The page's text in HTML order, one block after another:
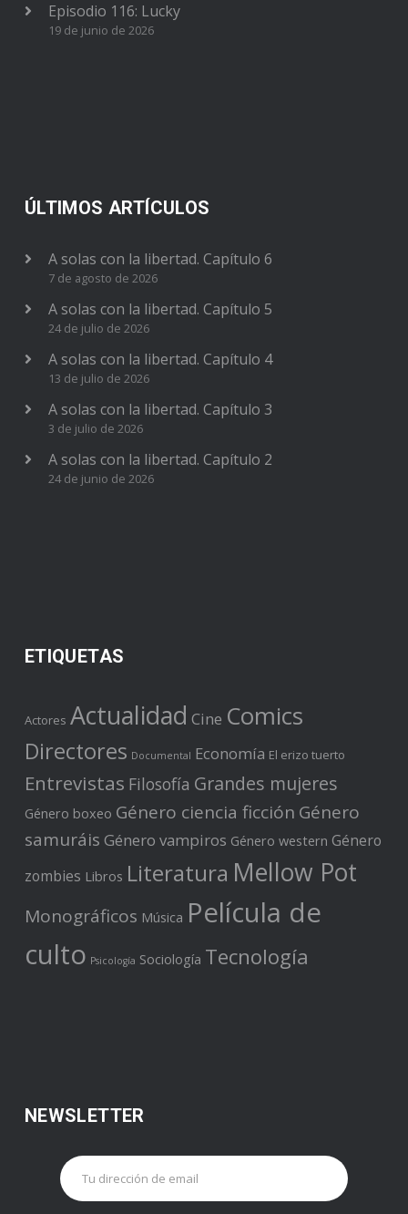
Episodio 116: Lucky
19 de junio de 2026
ÚLTIMOS ARTÍCULOS
A solas con la libertad. Capítulo 6
7 de agosto de 2026
A solas con la libertad. Capítulo 5
24 de julio de 2026
A solas con la libertad. Capítulo 4
13 de julio de 2026
A solas con la libertad. Capítulo 3
3 de julio de 2026
A solas con la libertad. Capítulo 2
24 de junio de 2026
ETIQUETAS
Actores Actualidad Cine Comics
Directores Documental Economía El erizo tuerto
Entrevistas Filosofía Grandes mujeres
Género boxeo Género ciencia ficción Género
samuráis Género vampiros Género western Género
zombies Libros Literatura Mellow Pot
Monográficos Música Película de
culto Psicología Sociología Tecnología
NEWSLETTER